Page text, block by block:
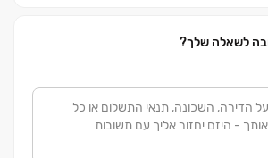
דירה, אתם לא מצטרפים רק
הראשון, זמינים, ישירים, ובגובה
שהביטחון שלכם הוא האחריות
לשאלה שלך?